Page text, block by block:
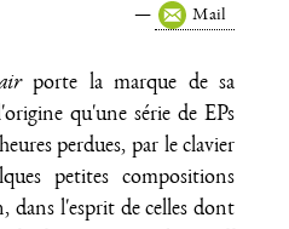
Mail
porte la marque de sa
qu'une série de EPs
perdues, par le clavier
petites compositions
dans l'esprit de celles dont